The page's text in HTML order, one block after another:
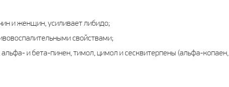
и женщин, усиливает либидо;
свойствами;
и бета-пинен, тимол, цимол и сесквитерпены (альфа-копаен,